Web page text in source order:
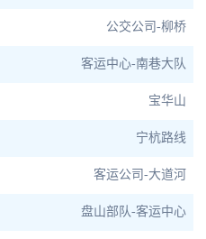
公交公司-柳桥
客运中心-南巷大队
宝华山
宁杭路线
客运公司-大道河
盘山部队-客运中心